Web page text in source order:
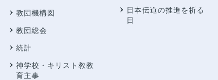
教団機構図
教団総会
統計
神学校・キリスト教教
育主事
日本伝道の推進を祈る
日